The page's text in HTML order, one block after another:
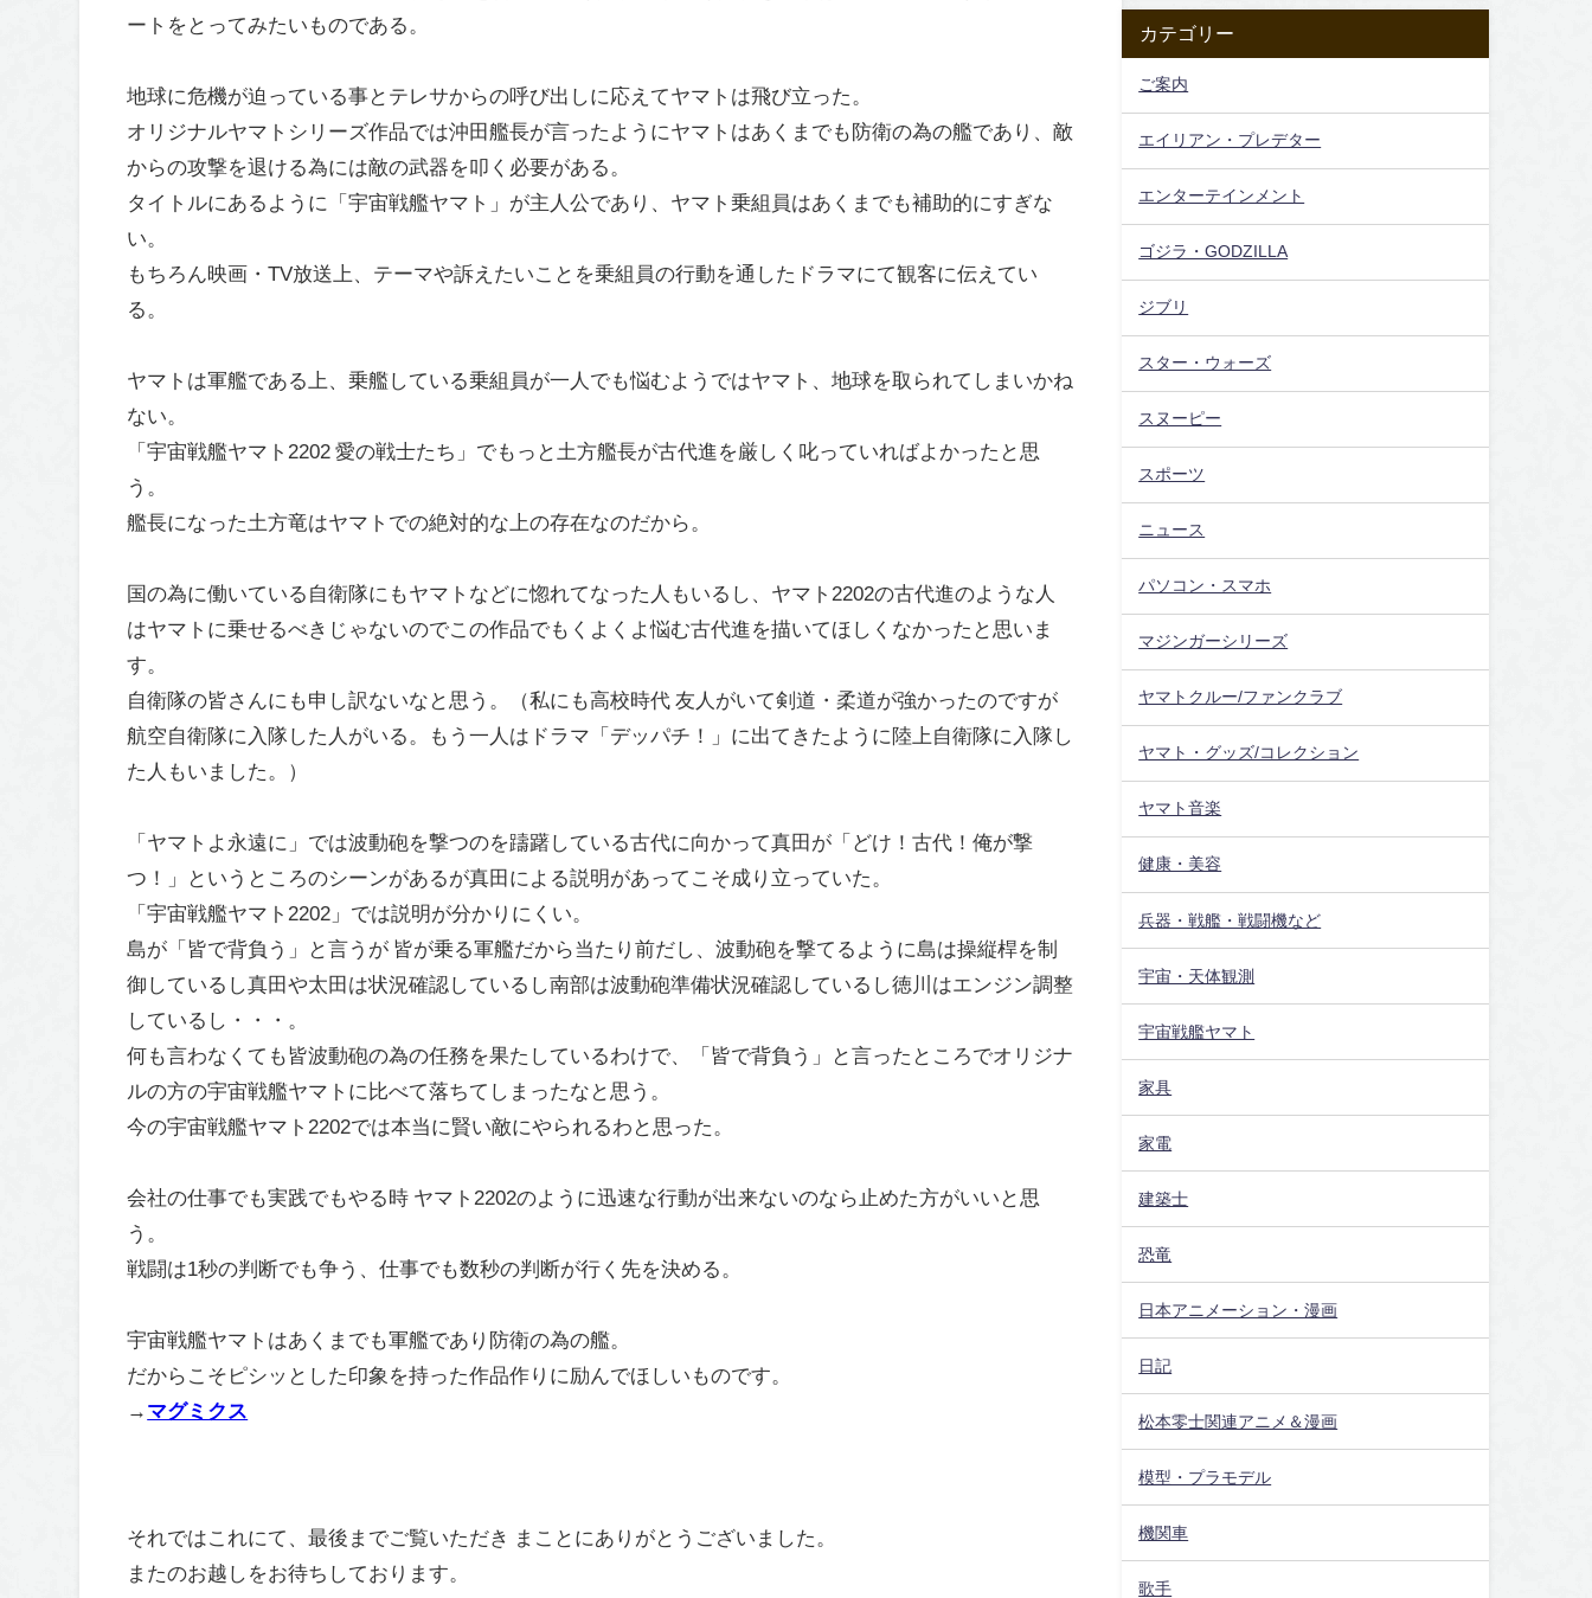
ートをとってみたいものである。
地球に危機が迫っている事とテレサからの呼び出しに応えてヤマトは飛び立った。
オリジナルヤマトシリーズ作品では沖田艦長が言ったようにヤマトはあくまでも防衛の為の艦であり、敵
からの攻撃を退ける為には敵の武器を叩く必要がある。
タイトルにあるように「宇宙戦艦ヤマト」が主人公であり、ヤマト乗組員はあくまでも補助的にすぎな
い。
もちろん映画・TV放送上、テーマや訴えたいことを乗組員の行動を通したドラマにて観客に伝えてい
る。
ヤマトは軍艦である上、乗艦している乗組員が一人でも悩むようではヤマト、地球を取られてしまいかね
ない。
「宇宙戦艦ヤマト2202 愛の戦士たち」でもっと土方艦長が古代進を厳しく叱っていればよかったと思
う。
艦長になった土方竜はヤマトでの絶対的な上の存在なのだから。
国の為に働いている自衛隊にもヤマトなどに惚れてなった人もいるし、ヤマト2202の古代進のような人
はヤマトに乗せるべきじゃないのでこの作品でもくよくよ悩む古代進を描いてほしくなかったと思いま
す。
自衛隊の皆さんにも申し訳ないなと思う。（私にも高校時代 友人がいて剣道・柔道が強かったのですが
航空自衛隊に入隊した人がいる。もう一人はドラマ「デッパチ！」に出てきたように陸上自衛隊に入隊し
た人もいました。）
「ヤマトよ永遠に」では波動砲を撃つのを躊躇している古代に向かって真田が「どけ！古代！俺が撃
つ！」というところのシーンがあるが真田による説明があってこそ成り立っていた。
「宇宙戦艦ヤマト2202」では説明が分かりにくい。
島が「皆で背負う」と言うが 皆が乗る軍艦だから当たり前だし、波動砲を撃てるように島は操縦桿を制
御しているし真田や太田は状況確認しているし南部は波動砲準備状況確認しているし徳川はエンジン調整
しているし・・・。
何も言わなくても皆波動砲の為の任務を果たしているわけで、「皆で背負う」と言ったところでオリジナ
ルの方の宇宙戦艦ヤマトに比べて落ちてしまったなと思う。
今の宇宙戦艦ヤマト2202では本当に賢い敵にやられるわと思った。
会社の仕事でも実践でもやる時 ヤマト2202のように迅速な行動が出来ないのなら止めた方がいいと思
う。
戦闘は1秒の判断でも争う、仕事でも数秒の判断が行く先を決める。
宇宙戦艦ヤマトはあくまでも軍艦であり防衛の為の艦。
だからこそピシッとした印象を持った作品作りに励んでほしいものです。
→ マグミクス
それではこれにて、最後までご覧いただき まことにありがとうございました。
またのお越しをお待ちしております。
カテゴリー
ご案内
エイリアン・プレデター
エンターテインメント
ゴジラ・GODZILLA
ジブリ
スター・ウォーズ
スヌーピー
スポーツ
ニュース
パソコン・スマホ
マジンガーシリーズ
ヤマトクルー/ファンクラブ
ヤマト・グッズ/コレクション
ヤマト音楽
健康・美容
兵器・戦艦・戦闘機など
宇宙・天体観測
宇宙戦艦ヤマト
家具
家電
建築士
恐竜
日本アニメーション・漫画
日記
松本零士関連アニメ＆漫画
模型・プラモデル
機関車
歌手